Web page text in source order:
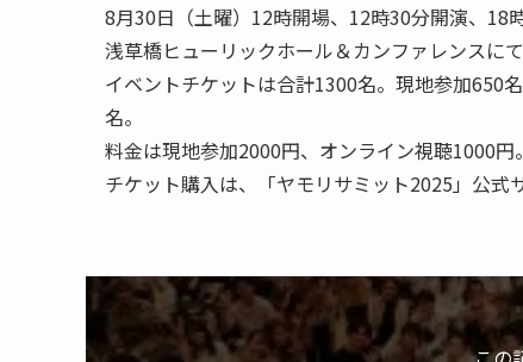
8月30日（土曜）12時開場、12時30分開演、18
浅草橋ヒューリックホール＆カンファレンスに
イベントチケットは合計1300名。現地参加650
名。
料金は現地参加2000円、オンライン視聴1000円。
チケット購入は、「ヤモリサミット2025」公式